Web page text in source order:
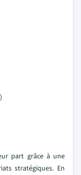
part grâce à une
stratégiques. En